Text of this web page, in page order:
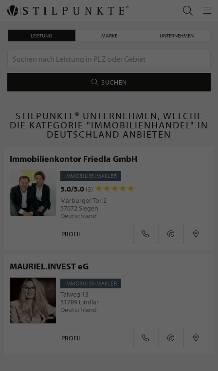
LEISTUNG MARKE UNTERNEHMEN
SUCHEN
STILPUNKTE® UNTERNEHMEN, WELCHE
DIE KATEGORIE "IMMOBILIENHANDEL" IN
DEUTSCHLAND ANBIETEN
Immobilienkontor Friedla GmbH
IMMOBILIENMAKLER
5.0/5.0 (3)
Marburger Tor 2
57072 Siegen
Deutschland
PROFIL
MAURIEL.INVEST eG
IMMOBILIENMAKLER
Talweg 13
51789 Lindlar
Deutschland
PROFIL